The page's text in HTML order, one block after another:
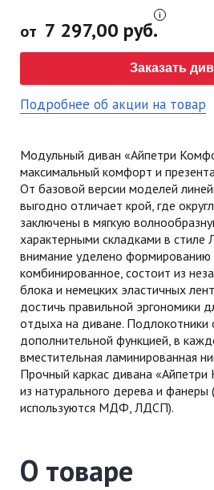
от 7 297,00 руб.
Заказать
Подробнее об акции на товар
Модульный диван «Айпетри
максимальный комфорт и
От базовой версии моделей
выгодно отличает крой, где
заключены в мягкую
характерными складками в стиле
внимание уделено формированию
комбинированное, состоит из
блока и немецких эластичных
достичь правильной эргономики
отдыха на диване. Подлокотники
дополнительной функцией, в
вместительная ламинированная
Прочный каркас дивана «Айпетри
из натурального дерева и фанеры
используются МДФ, ЛДСП).
О товаре